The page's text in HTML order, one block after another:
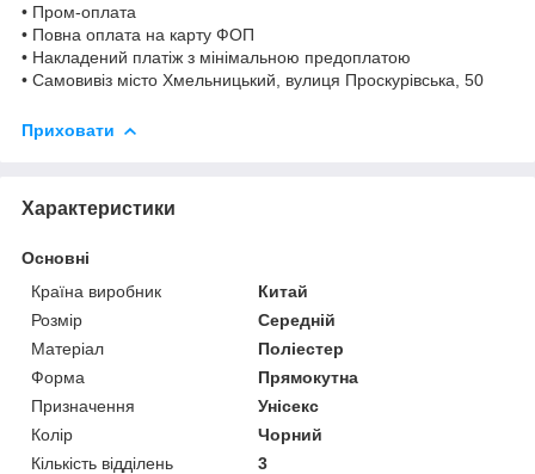
• Пром-оплата
• Повна оплата на карту ФОП
• Накладений платіж з мінімальною предоплатою
• Самовивіз місто Хмельницький, вулиця Проскурівська, 50
Приховати
Характеристики
Основні
Країна виробник
Китай
Розмір
Середній
Матеріал
Поліестер
Форма
Прямокутна
Призначення
Унісекс
Колір
Чорний
Кількість відділень
3